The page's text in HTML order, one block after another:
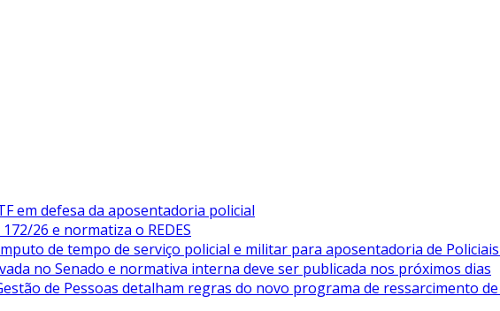
em defesa da aposentadoria policial
26 e normatiza o REDES
de tempo de serviço policial e militar para aposentadoria de
no Senado e normativa interna deve ser publicada nos próximos dias
de Pessoas detalham regras do novo programa de ressarcimento